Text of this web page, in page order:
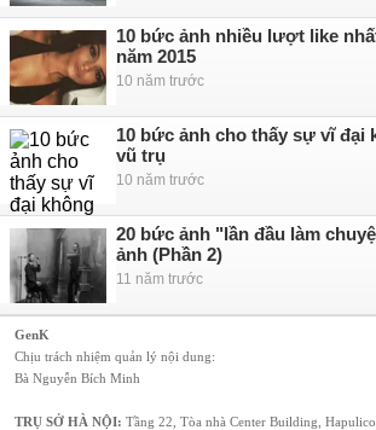
10 bức ảnh nhiều lượt like
năm 2015
10 năm trước
10 bức ảnh cho thấy sự vĩ đại
vũ trụ
10 năm trước
20 bức ảnh "lần đầu làm
ảnh (Phần 2)
11 năm trước
GenK
Chịu trách nhiệm quản lý nội dung:
Bà Nguyễn Bích Minh
TRỤ SỞ HÀ NỘI: Tầng 22, Tòa nhà Center Building,